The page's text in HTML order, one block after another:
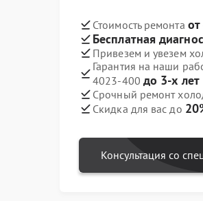
Стоимость ремонта
Бесплатная
Привезем и увезем
Гарантия на наши
4023-400 до 3-х лет
Срочный ремонт
Скидка для вас до
Консультация со